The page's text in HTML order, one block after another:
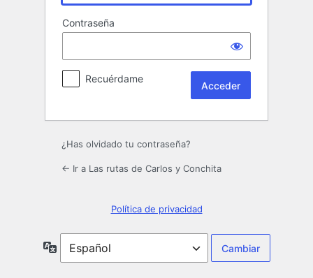
Contraseña
Recuérdame
¿Has olvidado tu contraseña?
← Ir a Las rutas de Carlos y Conchita
Política de privacidad
Idioma